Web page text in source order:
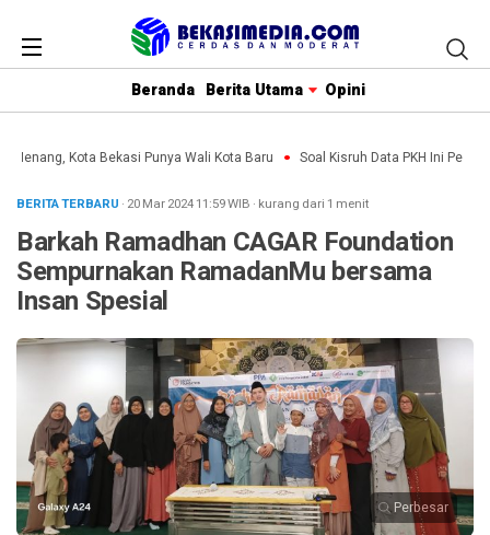
Beranda Berita Utama Opini
Kota Bekasi Punya Wali Kota Baru Soal Kisruh Data PKH Ini
BERITA TERBARU · 20 Mar 202411:59WIB · kurang dari 1 menit
Barkah Ramadhan CAGAR Foundation
Sempurnakan RamadanMu bersama
Insan Spesial
Perbesar